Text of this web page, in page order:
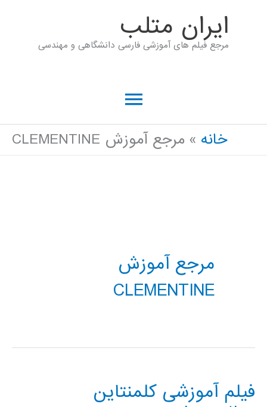
ايران متلب
مرجع فیلم های آموزشی فارسی دانشگاهی و مهندسی
فهرست
اصلی
خانه مرجع آموزش CLEMENTINE
مرجع آموزش
CLEMENTINE
فیلم آموزشی کلمنتاین